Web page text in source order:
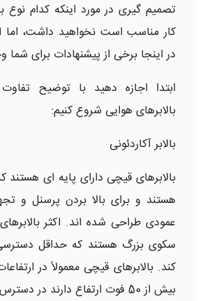
تصمیم گیری در مورد اینکه کدام نوع
کار مناسب است نخواهید داشت، اما
در اینجا برخی از پیشنهادات برای شما
ابتدا اجازه دهید با توضیح
بالابرهای هوایی شروع کنیم:
بالابر آکاردئونی
بالابرهای قیچی دارای پایه ای هستند
هستند و برای بالا بردن پرسنل و
عمودی طراحی شده اند. اکثر
سکوی بزرگ هستند که حداقل
بیش از 50 فوت ارتفاع دارند در دسترس هستند.